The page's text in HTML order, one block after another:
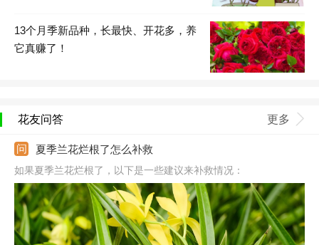
13个月季新品种，长最快、开花多，养
它真赚了！
花友问答 更多
夏季兰花烂根了怎么补救
如果夏季兰花烂根了，以下是一些建议来补救情况：